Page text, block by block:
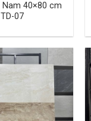
Nam 40×80 cm
TD-07